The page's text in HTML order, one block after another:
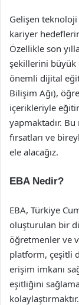
Gelişen
kariyer
Özellikle son
şekillerini büyük
önemli dijital
Bilişim Ağı),
içerikleriyle
yapmaktadır. Bu
fırsatları ve
ele alacağız.
EBA Nedir?
EBA, Türkiye
oluşturulan bir
öğretmenler ve
platform, çeşitli
erişim imkanı
eşitliğini
kolaylaştırmaktır.